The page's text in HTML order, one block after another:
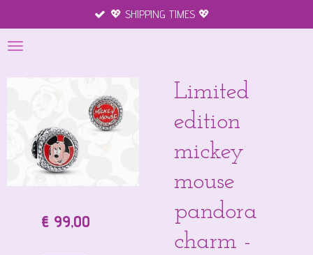
direct
naar
hoofdinhoud
💖 SHIPPING TIMES 💖
Limited
edition
mickey
mouse
pandora
charm -
€ 99,00